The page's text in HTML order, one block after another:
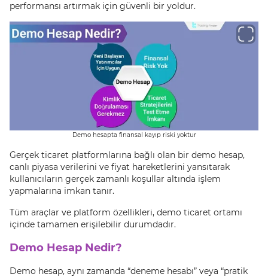
performansı artırmak için güvenli bir yoldur.
Demo hesapta finansal kayıp riski yoktur
Gerçek ticaret platformlarına bağlı olan bir demo hesap,
canlı piyasa verilerini ve fiyat hareketlerini yansıtarak
kullanıcıların gerçek zamanlı koşullar altında işlem
yapmalarına imkan tanır.
Tüm araçlar ve platform özellikleri, demo ticaret ortamı
içinde tamamen erişilebilir durumdadır.
Demo Hesap Nedir?
Demo hesap, aynı zamanda “deneme hesabı” veya “pratik